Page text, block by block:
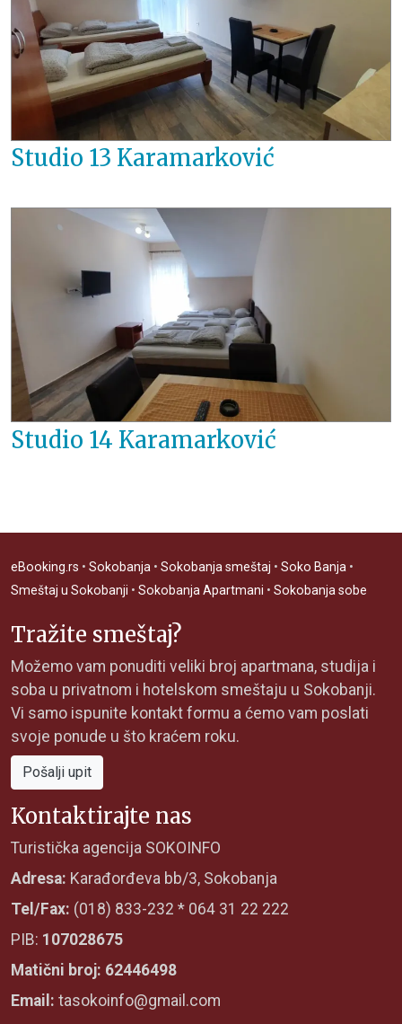
Studio 13 Karamarković
Studio 14 Karamarković
eBooking.rs • Sokobanja • Sokobanja smeštaj • Soko Banja •
Smeštaj u Sokobanji • Sokobanja Apartmani • Sokobanja sobe
Tražite smeštaj?
Možemo vam ponuditi veliki broj apartmana, studija i
soba u privatnom i hotelskom smeštaju u Sokobanji.
Vi samo ispunite kontakt formu a ćemo vam poslati
svoje ponude u što kraćem roku.
Pošalji upit
Kontaktirajte nas
Turistička agencija SOKOINFO
Adresa: Karađorđeva bb/3, Sokobanja
Tel/Fax: (018) 833-232 * 064 31 22 222
PIB: 107028675
Matični broj: 62446498
Email: tasokoinfo@gmail.com